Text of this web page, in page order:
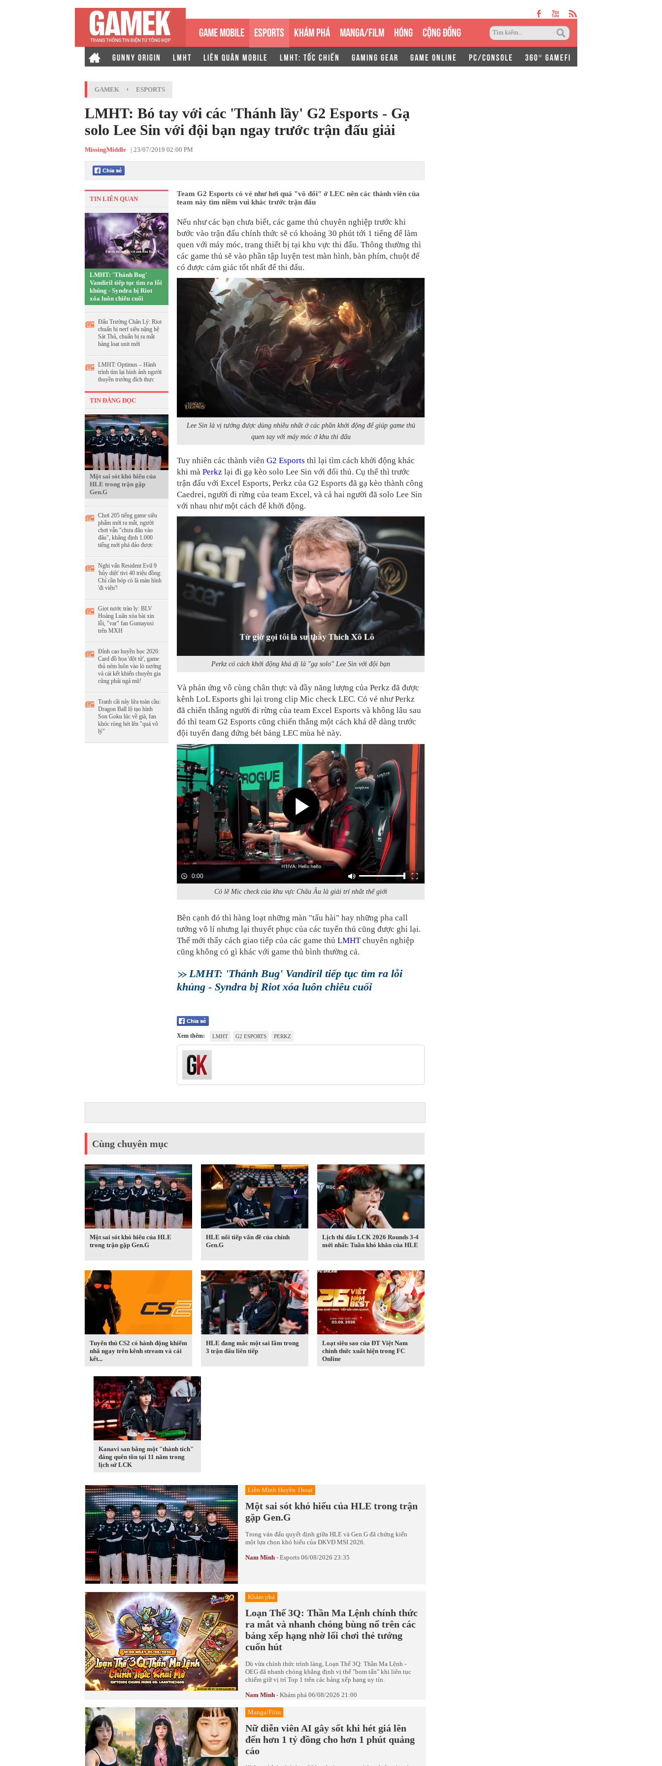
GAME MOBILE ESPORTS KHÁM PHÁ MANGA/FILM HÓNG CỘNG ĐỒNG
GUNNY ORIGIN LMHT LIÊN QUÂN MOBILE LMHT: TỐC CHIẾN GAMING GEAR GAME ONLINE PC/CONSOLE 360° GAMEFI
GAMEK › ESPORTS
LMHT: Bó tay với các 'Thánh lầy' G2 Esports - Gạ
solo Lee Sin với đội bạn ngay trước trận đấu giải
MissingMiddle | 23/07/2019 02:00 PM
TIN LIÊN QUAN
LMHT: 'Thánh Bug'
Vandiril tiếp tục tìm ra lỗi
khủng - Syndra bị Riot
xóa luôn chiêu cuối
Đấu Trường Chân Lý: Riot
chuẩn bị nerf siêu nặng hệ
Sát Thủ, chuẩn bị ra mắt
hàng loạt unit mới
LMHT: Optimus – Hành
trình tìm lại hình ảnh người
thuyền trưởng đích thực
TIN ĐÁNG ĐỌC
Một sai sót khó hiểu của
HLE trong trận gặp
Gen.G
Chơi 205 tiếng game siêu
phẩm mới ra mắt, người
chơi vẫn "chưa đâu vào
đâu", khẳng định 1.000
tiếng mới phá đảo được
Nghi vấn Resident Evil 9
'hủy diệt' tivi 40 triệu đồng:
Chỉ cần bóp cò là màn hình
'đi viện'!
Giọt nước tràn ly: BLV
Hoàng Luân xóa bài xin
lỗi, "var" fan Gumayusi
trên MXH
Đỉnh cao huyền học 2026:
Card đồ họa 'đột tử', game
thủ ném luôn vào lò nướng
và cái kết khiến chuyên gia
cũng phải ngả mũ!
Tranh cãi nảy lửa toàn cầu:
Dragon Ball lộ tạo hình
Son Goku lúc về già, fan
khóc ròng hét lên "quá vô
lý"
Team G2 Esports có vẻ như hơi quá "vô đối" ở LEC nên các thành viên của
team này tìm niềm vui khác trước trận đấu
Nếu như các bạn chưa biết, các game thủ chuyên nghiệp trước khi
bước vào trận đấu chính thức sẽ có khoảng 30 phút tới 1 tiếng để làm
quen với máy móc, trang thiết bị tại khu vực thi đấu. Thông thường thì
các game thủ sẽ vào phần tập luyện test màn hình, bàn phím, chuột để
có được cảm giác tốt nhất để thi đấu.
Lee Sin là vị tướng được dùng nhiều nhất ở các phần khởi động để giúp game thủ
quen tay với máy móc ở khu thi đấu
Tuy nhiên các thành viên G2 Esports thì lại tìm cách khởi động khác
khi mà Perkz lại đi gạ kèo solo Lee Sin với đối thủ. Cụ thể thì trước
trận đấu với Excel Esports, Perkz của G2 Esports đã gạ kèo thành công
Caedrei, người đi rừng của team Excel, và cả hai người đã solo Lee Sin
với nhau như một cách để khởi động.
Perkz có cách khởi động khá dị là "gạ solo" Lee Sin với đội bạn
Và phản ứng vô cùng chân thực và đầy năng lượng của Perkz đã được
kênh LoL Esports ghi lại trong clip Mic check LEC. Có vẻ như Perkz
đã chiến thắng người đi rừng của team Excel Esports và không lâu sau
đó thì team G2 Esports cũng chiến thắng một cách khá dễ dàng trước
đội tuyển đang đứng bét bảng LEC mùa hè này.
0:00
Có lẽ Mic check của khu vực Châu Âu là giải trí nhất thế giới
Bên cạnh đó thì hàng loạt những màn "tấu hài" hay những pha call
tưởng vô lí nhưng lại thuyết phục của các tuyển thủ cũng được ghi lại.
Thế mới thấy cách giao tiếp của các game thủ LMHTchuyên nghiệp
cũng không có gì khác với game thủ bình thường cả.
LMHT: 'Thánh Bug' Vandiril tiếp tục tìm ra lỗi
khủng - Syndra bị Riot xóa luôn chiêu cuối
Xem thêm: LMHT G2 ESPORTS PERKZ
Cùng chuyên mục
Một sai sót khó hiểu của HLE
trong trận gặp Gen.G
HLE nối tiếp vấn đề của chính
Gen.G
Lịch thi đấu LCK 2026 Rounds 3-4
mới nhất: Tuần khó khăn của HLE
Tuyển thủ CS2 có hành động khiếm
nhã ngay trên kênh stream và cái
kết...
HLE đang mắc một sai lầm trong
3 trận đấu liên tiếp
Loạt siêu sao của ĐT Việt Nam
chính thức xuất hiện trong FC
Online
Kanavi san bằng một "thành tích"
đáng quên tồn tại 11 năm trong
lịch sử LCK
Liên Minh Huyền Thoại
Một sai sót khó hiểu của HLE trong trận
gặp Gen.G
Trong ván đấu quyết định giữa HLE và Gen.G đã chứng kiến
một lựa chọn khó hiểu của ĐKVĐ MSI 2026.
Nam Minh - Esports 06/08/2026 23:35
Khám phá
Loạn Thế 3Q: Thần Ma Lệnh chính thức
ra mắt và nhanh chóng bùng nổ trên các
bảng xếp hạng nhờ lối chơi thẻ tướng
cuốn hút
Dù vừa chính thức trình làng, Loạn Thế 3Q: Thần Ma Lệnh -
OEG đã nhanh chóng khẳng định vị thế "bom tấn" khi liên tục
chiếm giữ vị trí Top 1 trên các bảng xếp hạng uy tín.
Nam Minh - Khám phá 06/08/2026 21:00
Manga/Film
Nữ diễn viên AI gây sốt khi hét giá lên
đến hơn 1 tỷ đồng cho hơn 1 phút quảng
cáo